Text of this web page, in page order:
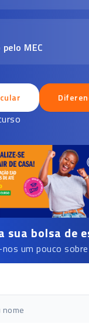
MEC
sua bolsa de
um pouco